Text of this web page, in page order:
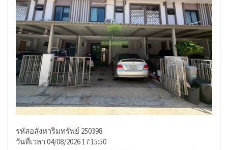
รหัสอสังหาริมทรัพย์ 250398
วันที่เวลา 04/08/2026 17:15:50